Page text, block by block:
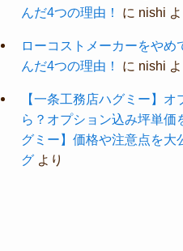
んだ4つの理由！
に nishi
ローコストメーカーをや
んだ4つの理由！
に nishi
【一条工務店ハグミー】
ら？オプション込み坪単価
グミー】価格や注意点を大
グより